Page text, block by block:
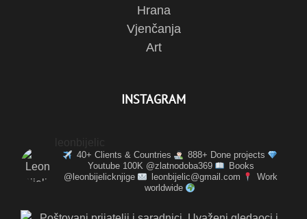
Hrana
Vjenčanja
Art
INSTAGRAM
40+ Clients & Countries
888+ Done projects
Youtube 100K @zlatnodoba369
Books
@leonbijelicknjige
leonbijelic@gmail.com
Work
worldwide